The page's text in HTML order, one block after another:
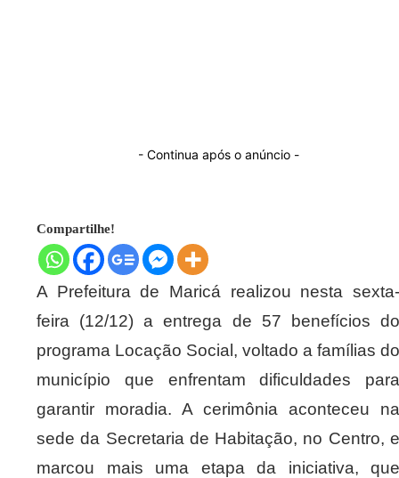
- Continua após o anúncio -
Compartilhe!
A Prefeitura de Maricá realizou nesta sexta-
feira (12/12) a entrega de 57 benefícios do
programa Locação Social, voltado a famílias do
município que enfrentam dificuldades para
garantir moradia. A cerimônia aconteceu na
sede da Secretaria de Habitação, no Centro, e
marcou mais uma etapa da iniciativa, que